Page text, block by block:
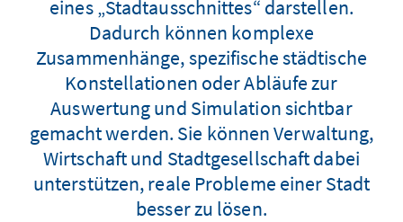
eines „Stadtausschnittes“ darstellen.
Dadurch können komplexe
Zusammenhänge, spezifische städtische
Konstellationen oder Abläufe zur
Auswertung und Simulation sichtbar
gemacht werden. Sie können Verwaltung,
Wirtschaft und Stadtgesellschaft dabei
unterstützen, reale Probleme einer Stadt
besser zu lösen.